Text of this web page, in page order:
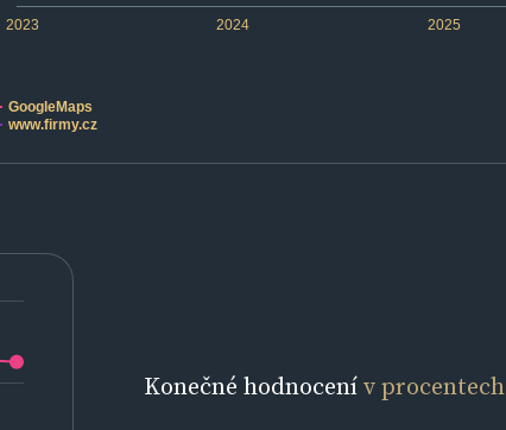
2023 2024 2025
GoogleMaps
www.firmy.cz
Konečné hodnocenív procentech